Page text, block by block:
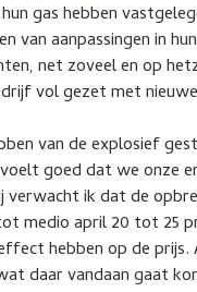
gas hebben
van aanpassingen in
net zoveel en op
vol gezet met
van de explosief
goed dat we onze
verwacht ik dat de
medio april 20 tot 25
hebben op de prijs.
daar vandaan gaat